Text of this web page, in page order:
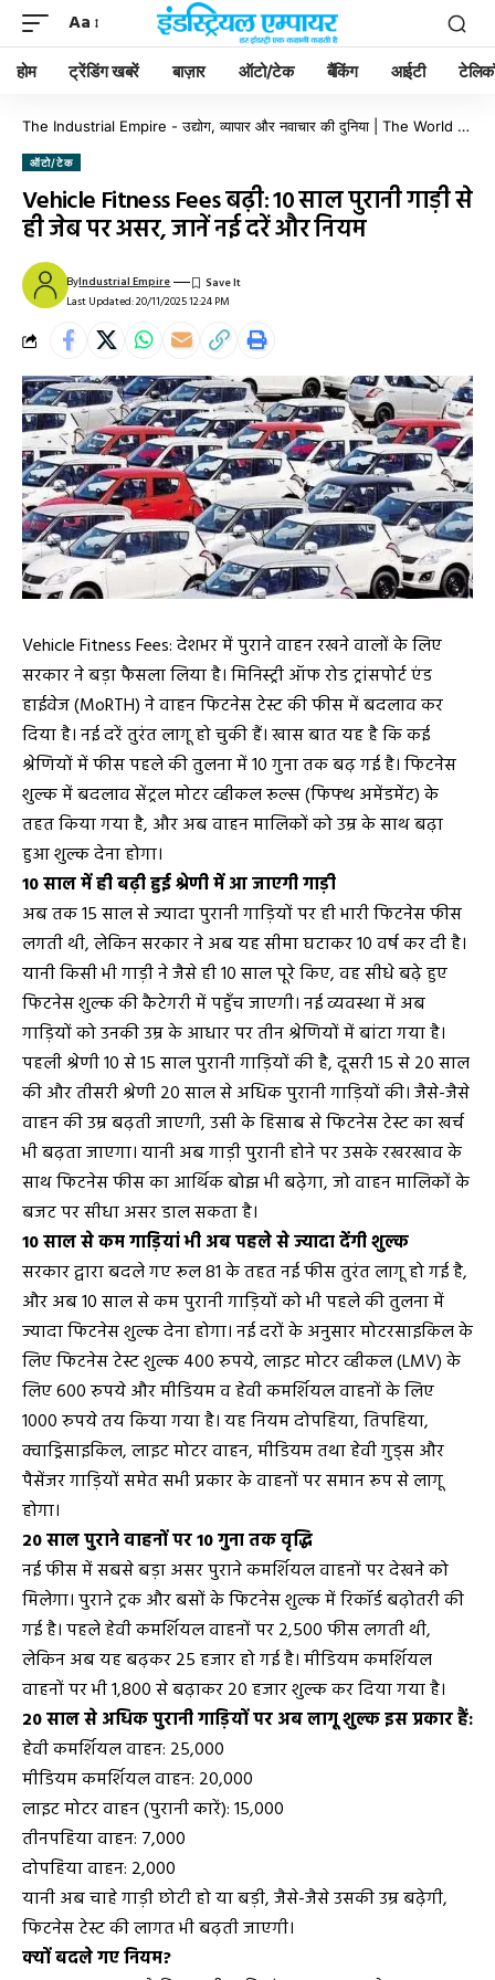
Aa
होम ट्रेंडिंग खबरें बाज़ार ऑटो/टेक बैंकिंग आईटी
The Industrial Empire - उद्योग, व्यापार और नवाचार की दुनिया | The World of Industry, Business & Innovation
ऑटो/टेक
Vehicle Fitness Fees बढ़ी: 10 साल पुरानी गाड़ी से
ही जेब पर असर, जानें नई दरें और नियम
Last Updated: 20/11/2025 12:24 PM
ByIndustrial Empire
Vehicle Fitness Fees: देशभर में पुराने वाहन रखने वालों के लिए
सरकार ने बड़ा फैसला लिया है। मिनिस्ट्री ऑफ रोड ट्रांसपोर्ट एंड
हाईवेज (MoRTH) ने वाहन फिटनेस टेस्ट की फीस में बदलाव कर
दिया है। नई दरें तुरंत लागू हो चुकी हैं। खास बात यह है कि कई
श्रेणियों में फीस पहले की तुलना में 10 गुना तक बढ़ गई है। फिटनेस
शुल्क में बदलाव सेंट्रल मोटर व्हीकल रूल्स (फिफ्थ अमेंडमेंट) के
तहत किया गया है, और अब वाहन मालिकों को उम्र के साथ बढ़ा
हुआ शुल्क देना होगा।
10 साल में ही बढ़ी हुई श्रेणी में आ जाएगी गाड़ी
अब तक 15 साल से ज्यादा पुरानी गाड़ियों पर ही भारी फिटनेस फीस
लगती थी, लेकिन सरकार ने अब यह सीमा घटाकर 10 वर्ष कर दी है।
यानी किसी भी गाड़ी ने जैसे ही 10 साल पूरे किए, वह सीधे बढ़े हुए
फिटनेस शुल्क की कैटेगरी में पहुँच जाएगी। नई व्यवस्था में अब
गाड़ियों को उनकी उम्र के आधार पर तीन श्रेणियों में बांटा गया है।
पहली श्रेणी 10 से 15 साल पुरानी गाड़ियों की है, दूसरी 15 से 20 साल
की और तीसरी श्रेणी 20 साल से अधिक पुरानी गाड़ियों की। जैसे-जैसे
वाहन की उम्र बढ़ती जाएगी, उसी के हिसाब से फिटनेस टेस्ट का खर्च
भी बढ़ता जाएगा। यानी अब गाड़ी पुरानी होने पर उसके रखरखाव के
साथ फिटनेस फीस का आर्थिक बोझ भी बढ़ेगा, जो वाहन मालिकों के
बजट पर सीधा असर डाल सकता है।
10 साल से कम गाड़ियां भी अब पहले से ज्यादा देंगी शुल्क
सरकार द्वारा बदले गए रूल 81 के तहत नई फीस तुरंत लागू हो गई है,
और अब 10 साल से कम पुरानी गाड़ियों को भी पहले की तुलना में
ज्यादा फिटनेस शुल्क देना होगा। नई दरों के अनुसार मोटरसाइकिल के
लिए फिटनेस टेस्ट शुल्क 400 रुपये, लाइट मोटर व्हीकल (LMV) के
लिए 600 रुपये और मीडियम व हेवी कमर्शियल वाहनों के लिए
1000 रुपये तय किया गया है। यह नियम दोपहिया, तिपहिया,
क्वाड्रिसाइकिल, लाइट मोटर वाहन, मीडियम तथा हेवी गुड्स और
पैसेंजर गाड़ियों समेत सभी प्रकार के वाहनों पर समान रूप से लागू
होगा।
20 साल पुराने वाहनों पर 10 गुना तक वृद्धि
नई फीस में सबसे बड़ा असर पुराने कमर्शियल वाहनों पर देखने को
मिलेगा। पुराने ट्रक और बसों के फिटनेस शुल्क में रिकॉर्ड बढ़ोतरी की
गई है। पहले हेवी कमर्शियल वाहनों पर ₹2,500 फीस लगती थी,
लेकिन अब यह बढ़कर ₹25 हजार हो गई है। मीडियम कमर्शियल
वाहनों पर भी ₹1,800 से बढ़ाकर ₹20 हजार शुल्क कर दिया गया है।
20 साल से अधिक पुरानी गाड़ियों पर अब लागू शुल्क इस प्रकार हैं:
हेवी कमर्शियल वाहन: ₹25,000
मीडियम कमर्शियल वाहन: ₹20,000
लाइट मोटर वाहन (पुरानी कारें): ₹15,000
तीनपहिया वाहन: ₹7,000
दोपहिया वाहन: ₹2,000
यानी अब चाहे गाड़ी छोटी हो या बड़ी, जैसे-जैसे उसकी उम्र बढ़ेगी,
फिटनेस टेस्ट की लागत भी बढ़ती जाएगी।
क्यों बदले गए नियम?